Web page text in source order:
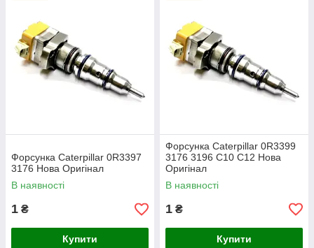
Форсунка Caterpillar 0R3397
3176 Нова Оригінал
В наявності
1 ₴
Купити
Форсунка Caterpillar 0R3399
3176 3196 C10 C12 Нова
Оригінал
В наявності
1 ₴
Купити